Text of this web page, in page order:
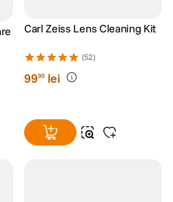
Carl Zeiss Lens Cleaning Kit
(52)
9990 lei